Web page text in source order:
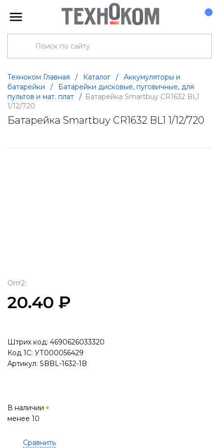
Техноком Главная / Каталог /
Аккумуляторы и
батарейки
/
Батарейки дисковые, пуговичные, для
пультов и мат. плат
/ Батарейка Smartbuy CR1632 BL1
1/12/720
Батарейка Smartbuy CR1632 BL1 1/12/720
Опт2:
20.40 ₽
Штрих код: 4690626033320
Код 1С: УТ000056429
Артикул: SBBL-1632-1B
В наличии
менее 10
Сравнить